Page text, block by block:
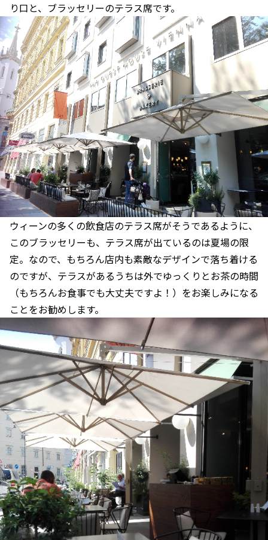
り口と、ブラッセリーのテラス席です。
ウィーンの多くの飲食店のテラス席がそうであるように、
このブラッセリーも、テラス席が出ているのは夏場の限
定。なので、もちろん店内も素敵なデザインで落ち着ける
のですが、テラスがあるうちは外でゆっくりとお茶の時間
（もちろんお食事でも大丈夫ですよ！）をお楽しみになる
ことをお勧めします。